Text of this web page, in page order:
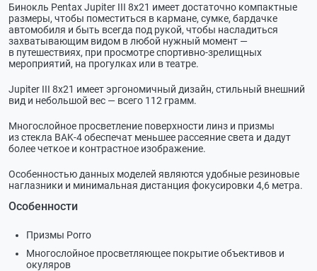
Бинокль Pentax Jupiter III 8x21 имеет достаточно компактные
размеры, чтобы поместиться в кармане, сумке, бардачке
автомобиля и быть всегда под рукой, чтобы насладиться
захватывающим видом в любой нужный момент —
в путешествиях, при просмотреспортивно-зрелищных
мероприятий, на прогулках или в театре.
Jupiter III 8x21 имеет эргономичный дизайн, стильный внешний
вид и небольшой вес — всего 112 грамм.
Многослойное просветление поверхности линз и призмы
из стекла BAK-4обеспечат меньшее рассеяние света и дадут
более четкое и контрастное изображение.
Особенностью данных моделей являются удобные резиновые
наглазники и минимальная дистанция фокусировки 4,6 метра.
Особенности
Призмы Porro
Многослойное просветляющее покрытие объективов и
окуляров